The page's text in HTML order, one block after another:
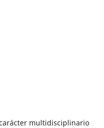
multidisciplinario